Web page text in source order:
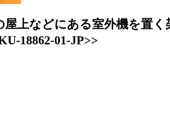
上などにある室外機を置く
18862-01-JP>>